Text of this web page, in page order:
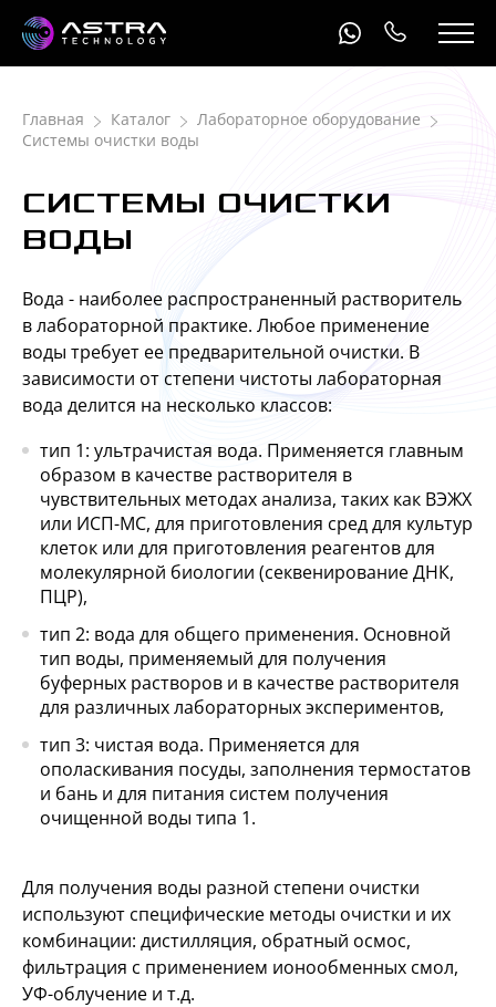
Главная Каталог
Лабораторное оборудование
Системы очистки воды
СИСТЕМЫ ОЧИСТКИ
ВОДЫ
Вода - наиболее распространенный растворитель
в лабораторной практике. Любое применение
воды требует ее предварительной очистки. В
зависимости от степени чистоты лабораторная
вода делится на несколько классов:
тип 1: ультрачистая вода. Применяется главным
образом в качестве растворителя в
чувствительных методах анализа, таких как ВЭЖХ
или ИСП-МС, для приготовления сред для культур
клеток или для приготовления реагентов для
молекулярной биологии (секвенирование ДНК,
ПЦР),
тип 2: вода для общего применения. Основной
тип воды, применяемый для получения
буферных растворов и в качестве растворителя
для различных лабораторных экспериментов,
тип 3: чистая вода. Применяется для
ополаскивания посуды, заполнения термостатов
и бань и для питания систем получения
очищенной воды типа 1.
Для получения воды разной степени очистки
используют специфические методы очистки и их
комбинации: дистилляция, обратный осмос,
фильтрация с применением ионообменных смол,
УФ-облучение и т.д.